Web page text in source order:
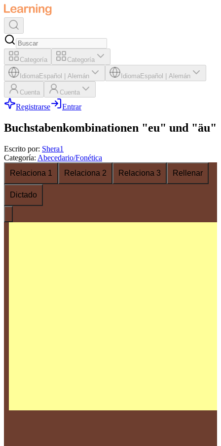
Categoría Categoría
IdiomaEspañol Alemán IdiomaEspañol Alemán
Cuenta Cuenta
Registrarse Entrar
Buchstabenkombinationen "eu" und "äu"
Escrito por: Shera1
Categoría: Abecedario/Fonética
Relaciona 1
Relaciona 2 Relaciona 3 Rellenar
Dictado